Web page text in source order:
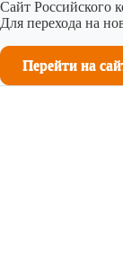
Сайт Российского
Для перехода на
Перейти на